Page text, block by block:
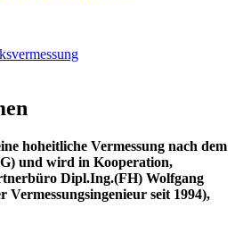
hoheitliche Vermessung nach dem
und wird in Kooperation,
Dipl.Ing.(FH) Wolfgang
Vermessungsingenieur seit 1994),